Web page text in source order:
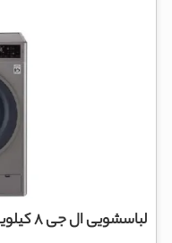
لباسشویی ال جی 8 کیلویی 1400 دور مدل F4J6TNP8S